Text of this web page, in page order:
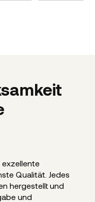
exzellente
Qualität. Jedes
hergestellt und
und